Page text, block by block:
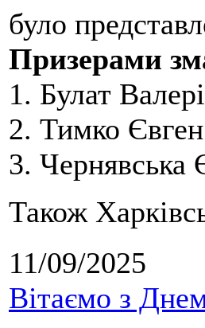
було
Призерами
1. Булат
2. Тимко
3. Чернявська
Також
11/09/2025
Вітаємо з